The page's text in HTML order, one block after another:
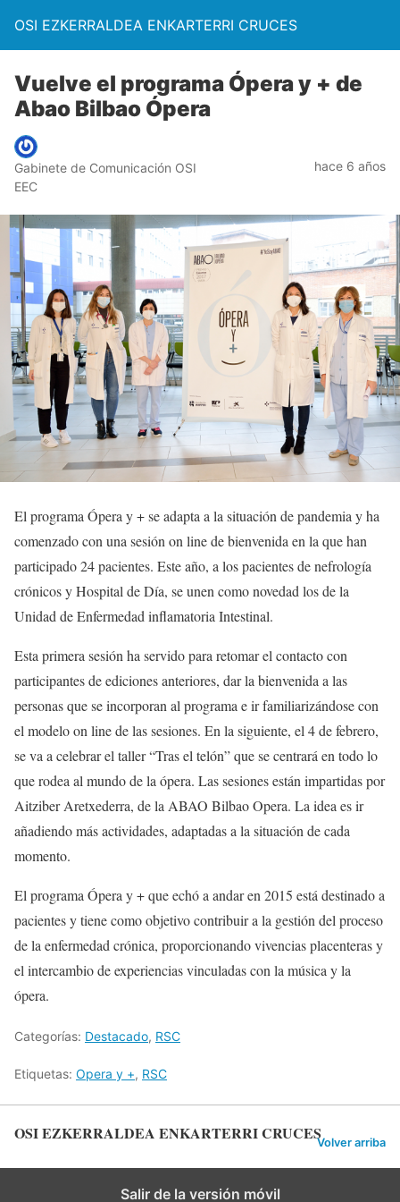
OSI EZKERRALDEA ENKARTERRI CRUCES
Vuelve el programa Ópera y + de
Abao Bilbao Ópera
Gabinete de Comunicación OSI
EEC
hace 6 años
El programa Ópera y + se adapta a la situación de pandemia y ha
comenzado con una sesión on line de bienvenida en la que han
participado 24 pacientes. Este año, a los pacientes de nefrología
crónicos y Hospital de Día, se unen como novedad los de la
Unidad de Enfermedad inflamatoria Intestinal.
Esta primera sesión ha servido para retomar el contacto con
participantes de ediciones anteriores, dar la bienvenida a las
personas que se incorporan al programa e ir familiarizándose con
el modelo on line de las sesiones. En la siguiente, el 4 de febrero,
se va a celebrar el taller “Tras el telón” que se centrará en todo lo
que rodea al mundo de la ópera. Las sesiones están impartidas por
Aitziber Aretxederra, de la ABAO Bilbao Opera. La idea es ir
añadiendo más actividades, adaptadas a la situación de cada
momento.
El programa Ópera y + que echó a andar en 2015 está destinado a
pacientes y tiene como objetivo contribuir a la gestión del proceso
de la enfermedad crónica, proporcionando vivencias placenteras y
el intercambio de experiencias vinculadas con la música y la
ópera.
Categorías: Destacado, RSC
Etiquetas: Opera y +, RSC
OSI EZKERRALDEA ENKARTERRI CRUCESVolver arriba
Salir de la versión móvil